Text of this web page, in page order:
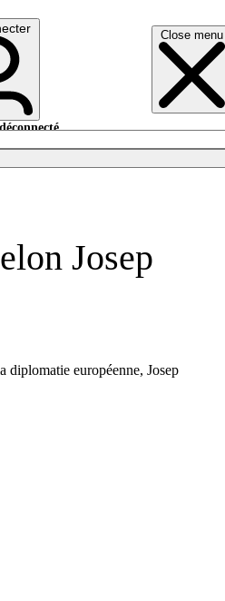
Close menu
Josep
diplomatie européenne, Josep